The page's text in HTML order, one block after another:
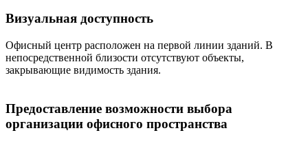
Визуальная доступность
Офисный центр расположен на первой линии зданий. В
непосредственной близости отсутствуют объекты,
закрывающие видимость здания.
Предоставление возможности выбора
организации офисного пространства